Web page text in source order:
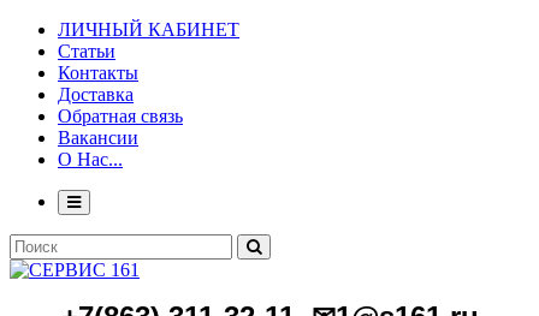
ЛИЧНЫЙ КАБИНЕТ
Статьи
Контакты
Доставка
Обратная связь
Вакансии
О Нас...